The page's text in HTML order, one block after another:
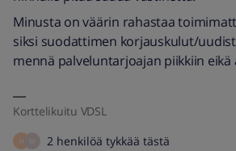
Minusta on väärin rahastaa
siksi suodattimen korjauskulut/
mennä palveluntarjoajan piikkiin eikä
Korttelikuitu VDSL
H 2 henkilöä tykkää tästä